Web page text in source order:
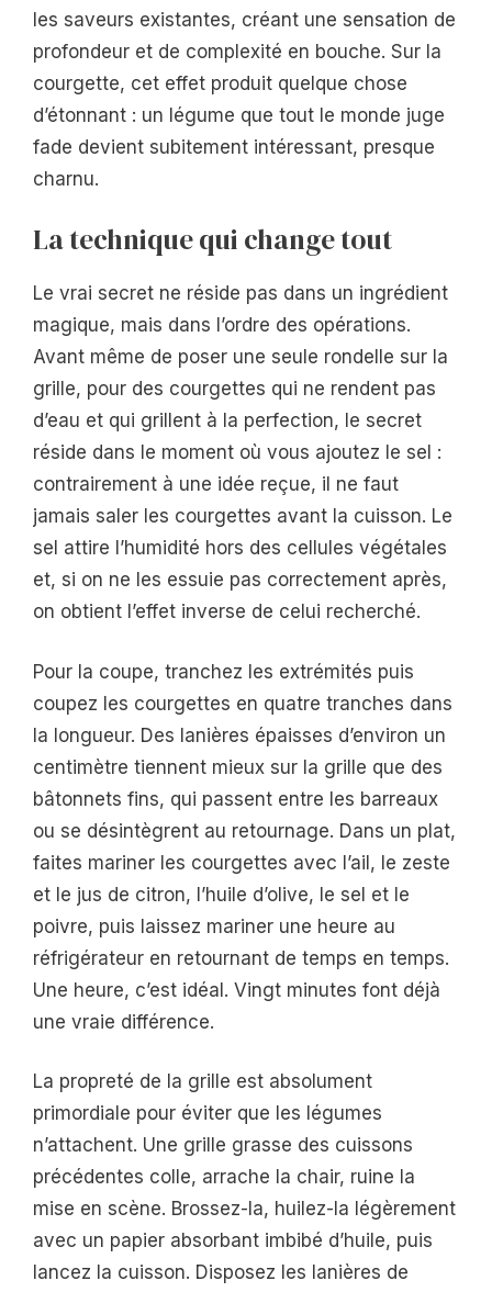
les saveurs existantes, créant une sensation de
profondeur et de complexité en bouche. Sur la
courgette, cet effet produit quelque chose
d’étonnant : un légume que tout le monde juge
fade devient subitement intéressant, presque
charnu.
La technique qui change tout
Le vrai secret ne réside pas dans un ingrédient
magique, mais dans l’ordre des opérations.
Avant même de poser une seule rondelle sur la
grille, pour des courgettes qui ne rendent pas
d’eau et qui grillent à la perfection, le secret
réside dans le moment où vous ajoutez le sel :
contrairement à une idée reçue, il ne faut
jamais saler les courgettes avant la cuisson. Le
sel attire l’humidité hors des cellules végétales
et, si on ne les essuie pas correctement après,
on obtient l’effet inverse de celui recherché.
Pour la coupe, tranchez les extrémités puis
coupez les courgettes en quatre tranches dans
la longueur. Des lanières épaisses d’environ un
centimètre tiennent mieux sur la grille que des
bâtonnets fins, qui passent entre les barreaux
ou se désintègrent au retournage. Dans un plat,
faites mariner les courgettes avec l’ail, le zeste
et le jus de citron, l’huile d’olive, le sel et le
poivre, puis laissez mariner une heure au
réfrigérateur en retournant de temps en temps.
Une heure, c’est idéal. Vingt minutes font déjà
une vraie différence.
La propreté de la grille est absolument
primordiale pour éviter que les légumes
n’attachent. Une grille grasse des cuissons
précédentes colle, arrache la chair, ruine la
mise en scène. Brossez-la, huilez-la légèrement
avec un papier absorbant imbibé d’huile, puis
lancez la cuisson. Disposez les lanières de